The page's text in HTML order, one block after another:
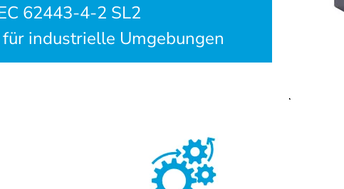
62443-4-2 SL2
industrielle Umgebungen